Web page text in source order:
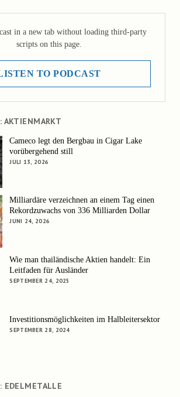
in a new tab without loading third-party
scripts on this page.
TO PODCAST
AKTIENMARKT
Cameco legt den Bergbau in Cigar Lake
vorübergehend still
JULI 13, 2026
Milliardäre verzeichnen an einem Tag einen
Rekordzuwachs von 336 Milliarden Dollar
JUNI 24, 2026
Wie man thailändische Aktien handelt: Ein
Leitfaden für Ausländer
SEPTEMBER 24, 2025
Investitionsmöglichkeiten im Halbleitersektor
SEPTEMBER 28, 2024
EDELMETALLE